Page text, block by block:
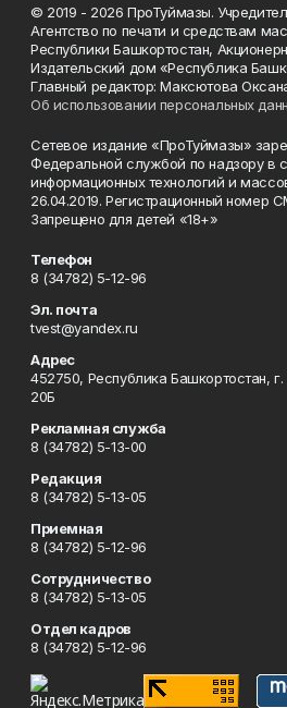
© 2019 - 2026 ПроТуймазы.
Агентство по печати и средствам
Республики Башкортостан,
Издательский дом «Республика
Главный редактор: Максютова
Об использовании персональных
Сетевое издание «ПроТуймазы»
Федеральной службой по надзору в
информационных технологий и
26.04.2019. Регистрационный
Запрещено для детей «18+»
Телефон
8 (34782) 5-12-96
Эл. почта
tvest@yandex.ru
Адрес
452750, Республика Башкортостан,
20Б
Рекламная служба
8 (34782) 5-13-00
Редакция
8 (34782) 5-13-05
Приемная
8 (34782) 5-12-96
Сотрудничество
8 (34782) 5-13-05
Отдел кадров
8 (34782) 5-12-96